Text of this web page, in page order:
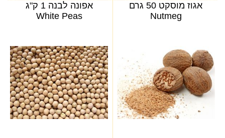
אגוז מוסקט 50 גרם
Nutmeg
אפונה לבנה 1 ק"ג
White Peas